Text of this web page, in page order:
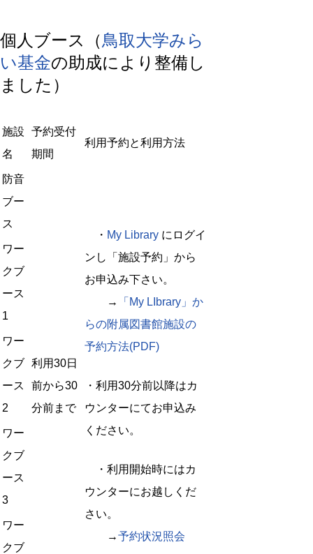
個人ブース（鳥取大学みら
い基金の助成により整備し
ました）
施設
名
予約受付
期間
利用予約と利用方法
防音
ブー
ス
利用30日
前から30
分前まで
・ My Library にログイ
ンし「施設予約」から
お申込み下さい。
→
「My LIbrary」か
らの附属図書館施設の
予約方法(PDF)
・利用30分前以降はカ
ウンターにてお申込み
ください。
・利用開始時にはカ
ウンターにお越しくだ
さい。
→予約状況照会
ワー
クブ
ース
1
ワー
クブ
ース
2
ワー
クブ
ース
3
ワー
クブ